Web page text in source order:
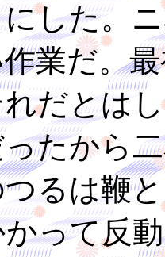
した。
業だ。
だとは
たから
るは鞭
って反